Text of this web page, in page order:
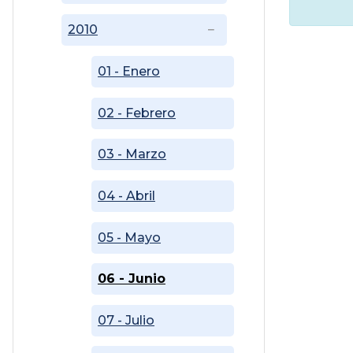
2010
01 - Enero
02 - Febrero
03 - Marzo
04 - Abril
05 - Mayo
06 - Junio
07 - Julio